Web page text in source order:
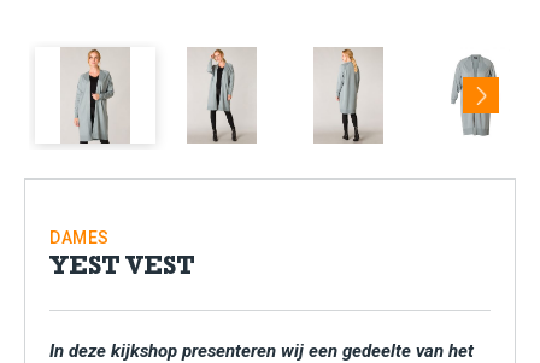
Next
DAMES
YEST VEST
In deze kijkshop presenteren wij een gedeelte van het